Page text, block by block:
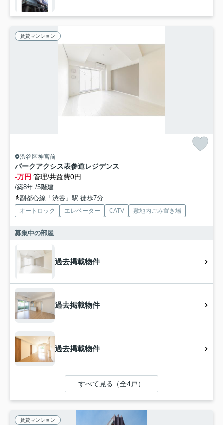
賃貸マンション
渋谷区神宮前
パークアクシス表参道レジデンス
-万円 管理/共益費0円
/築8年 /5階建
副都心線「渋谷」駅 徒歩7分
オートロック エレベーター CATV 敷地内ごみ置き場
募集中の部屋
過去掲載物件
過去掲載物件
過去掲載物件
すべて見る（全4戸）
賃貸マンション